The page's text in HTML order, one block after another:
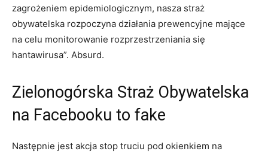
zagrożeniem epidemiologicznym, nasza straż
obywatelska rozpoczyna działania prewencyjne mające
na celu monitorowanie rozprzestrzeniania się
hantawirusa”. Absurd.
Zielonogórska Straż Obywatelska
na Facebooku to fake
Następnie jest akcja stop truciu pod okienkiem na